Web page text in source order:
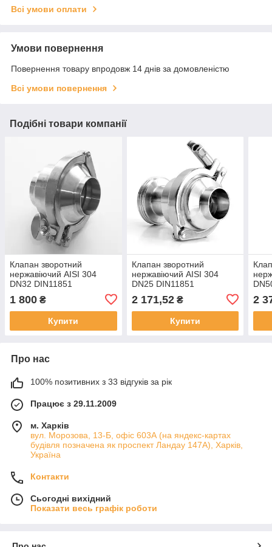
Всі умови оплати
Умови повернення
Повернення товару впродовж 14 днів за домовленістю
Всі умови повернення
Подібні товари компанії
Клапан зворотний
нержавіючий AISI 304
DN32 DIN11851
зварювання-зварювання
1 800 ₴
Купити
Клапан зворотний
нержавіючий AISI 304
DN25 DIN11851
2 171,52₴
Купити
2
Про нас
100% позитивних з 33 відгуків за рік
Працює з 29.11.2009
м. Харків
вул. Морозова, 13-Б, офіс 603А (на яндекс-картах
будівля позначена як проспект Ландау 147А), Харків,
Україна
Контакти
Сьогодні вихідний
Показати весь графік роботи